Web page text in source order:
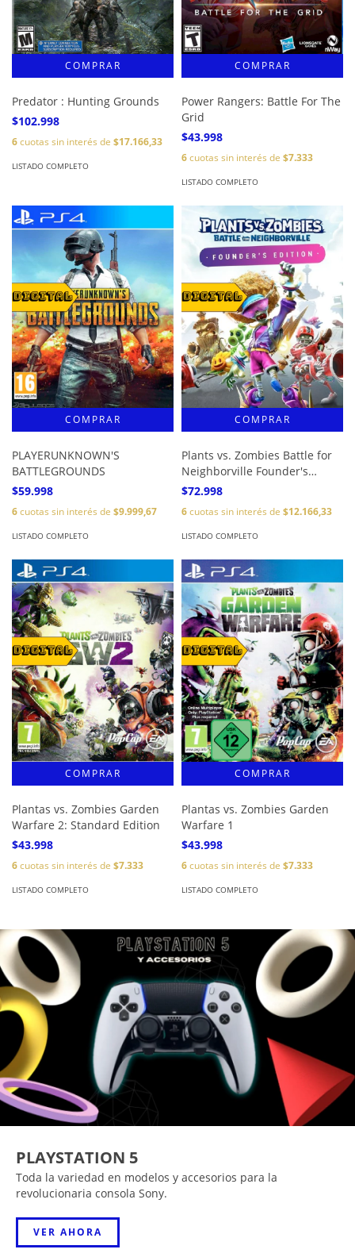
Predator : Hunting Grounds
$102.998
6cuotas sin interés de $17.166,33
LISTADO COMPLETO
Power Rangers: Battle For The
Grid
$43.998
6cuotas sin interés de $7.333
LISTADO COMPLETO
PLAYERUNKNOWN'S
BATTLEGROUNDS
$59.998
6cuotas sin interés de $9.999,67
LISTADO COMPLETO
Plants vs. Zombies Battle for
Neighborville Founder's
Edition
$72.998
6cuotas sin interés de $12.166,33
LISTADO COMPLETO
Plantas vs. Zombies Garden
Warfare 2: Standard Edition
$43.998
6cuotas sin interés de $7.333
LISTADO COMPLETO
Plantas vs. Zombies Garden
Warfare 1
$43.998
6cuotas sin interés de $7.333
LISTADO COMPLETO
PLAYSTATION 5
Toda la variedad en modelos y accesorios para la
revolucionaria consola Sony.
VER AHORA